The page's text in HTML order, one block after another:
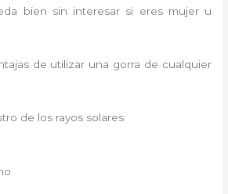
bien sin interesar si eres mujer u
de utilizar una gorra de cualquier
de los rayos solares